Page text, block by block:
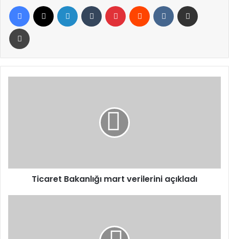
Facebook LinkedIn Tumblr Pinterest Reddit VKontakte
Yazdır
Ticaret Bakanlığı mart verilerini açıkladı